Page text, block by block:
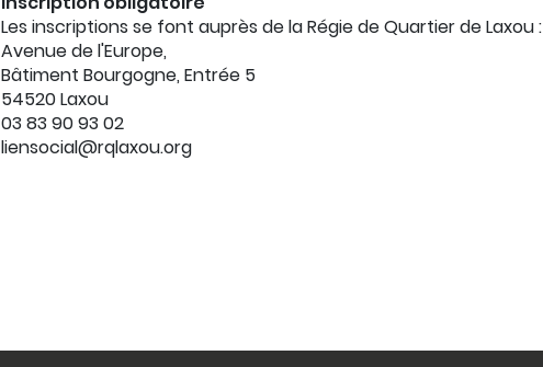
Les inscriptions se font auprès de la Régie de Quartier de Laxou :
Avenue de l'Europe,
Bâtiment Bourgogne, Entrée 5
54520 Laxou
03 83 90 93 02
liensocial@rqlaxou.org